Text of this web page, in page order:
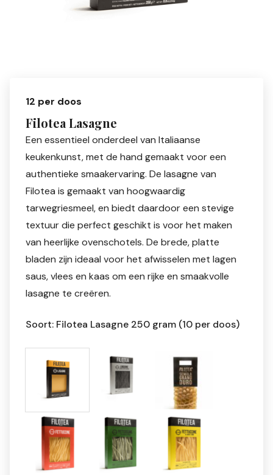
12 per doos
Filotea Lasagne
Een essentieel onderdeel van Italiaanse
keukenkunst, met de hand gemaakt voor een
authentieke smaakervaring. De lasagne van
Filotea is gemaakt van hoogwaardig
tarwegriesmeel, en biedt daardoor een stevige
textuur die perfect geschikt is voor het maken
van heerlijke ovenschotels. De brede, platte
bladen zijn ideaal voor het afwisselen met lagen
saus, vlees en kaas om een rijke en smaakvolle
lasagne te creëren.
Soort: Filotea Lasagne 250 gram (10 per doos)